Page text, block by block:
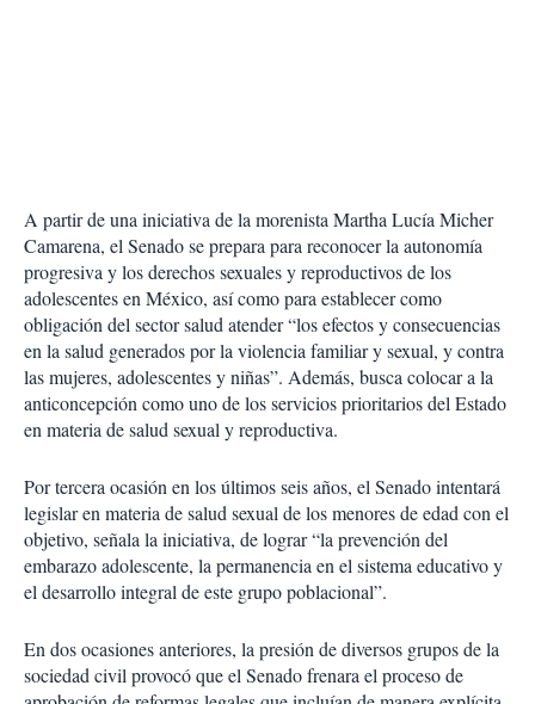
A partir de una iniciativa de la morenista Martha Lucía Micher
Camarena, el Senado se prepara para reconocer la autonomía
progresiva y los derechos sexuales y reproductivos de los
adolescentes en México, así como para establecer como
obligación del sector salud atender “los efectos y consecuencias
en la salud generados por la violencia familiar y sexual, y contra
las mujeres, adolescentes y niñas”. Además, busca colocar a la
anticoncepción como uno de los servicios prioritarios del Estado
en materia de salud sexual y reproductiva.
Por tercera ocasión en los últimos seis años, el Senado intentará
legislar en materia de salud sexual de los menores de edad con el
objetivo, señala la iniciativa, de lograr “la prevención del
embarazo adolescente, la permanencia en el sistema educativo y
el desarrollo integral de este grupo poblacional”.
En dos ocasiones anteriores, la presión de diversos grupos de la
sociedad civil provocó que el Senado frenara el proceso de